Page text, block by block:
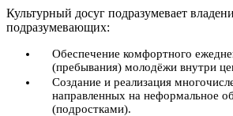
Культурный досуг подразумевает
подразумевающих:
Обеспечение комфортного
(пребывания) молодёжи внутри
Создание и реализация
направленных на неформальное
(подростками).